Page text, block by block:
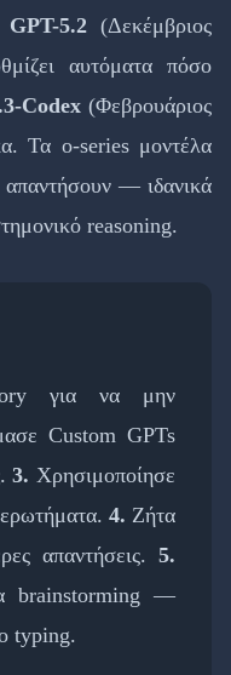
GPT-5.2(Δεκέμβριος
αυτόματα πόσο
Codex(Φεβρουάριος
Τα o-series μοντέλα
— ιδανικά
reasoning.
για να μην
Custom GPTs
3. Χρησιμοποίησε
4. Ζήτα
απαντήσεις. 5.
brainstorming —
typing.